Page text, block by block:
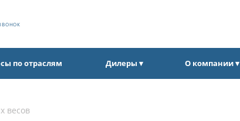
по отраслям Дилеры ▾ О компании ▾
весов